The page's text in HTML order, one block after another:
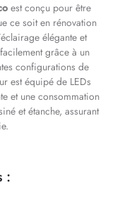
est conçu pour être
ce soit en rénovation
élégante et
grâce à un
configurations de
est équipé de LEDs
et une consommation
et étanche, assurant
: